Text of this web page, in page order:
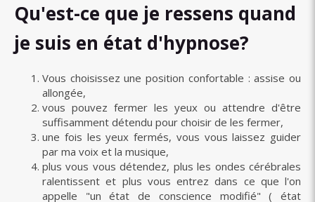
Qu'est-ce que je ressens quand
je suis en état d'hypnose?
Vous choisissez une position confortable : assise ou
allongée,
vous pouvez fermer les yeux ou attendre d'être
suffisamment détendu pour choisir de les fermer,
une fois les yeux fermés, vous vous laissez guider
par ma voix et la musique,
plus vous vous détendez, plus les ondes cérébrales
ralentissent et plus vous entrez dans ce que l'on
appelle "un état de conscience modifié" ( état